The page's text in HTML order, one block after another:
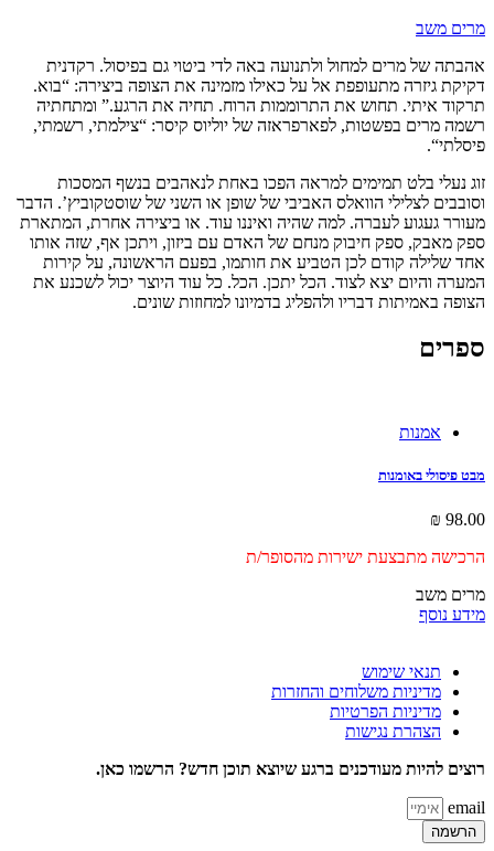
מרים משב
אהבתה של מרים למחול ולתנועה באה לדי ביטוי גם בפיסול. רקדנית
דקיקת גיזרה מתעופפת אל על כאילו מזמינה את הצופה ביצירה: “בוא.
תרקוד איתי. תחוש את התרוממות הרוח. תחיה את הרגע.” ומתחתיה
רשמה מרים בפשטות, לפארפראזה של יוליוס קיסר: “צילמתי, רשמתי,
פיסלתי“.
זוג נעלי בלט תמימים למראה הפכו באחת לנאהבים בנשף המסכות
וסובבים לצלילי הוואלס האביבי של שופן או השני של שוסטקוביץ’. הדבר
מעורר געגוע לעברה. למה שהיה ואיננו עוד. או ביצירה אחרת, המתארת
ספק מאבק, ספק חיבוק מנחם של האדם עם ביזון, ויתכן אף, שזה אותו
אחד שלילה קודם לכן הטביע את חותמו, בפעם הראשונה, על קירות
המערה והיום יצא לצוד. הכל יתכן. הכל. כל עוד היוצר יכול לשכנע את
הצופה באמיתות דבריו ולהפליג בדמיונו למחוזות שונים.
ספרים
אמנות
מבט פיסולי באומנות
98.00
₪
הרכישה מתבצעת ישירות מהסופר/ת
מרים משב
מידע נוסף
תנאי שימוש
מדיניות משלוחים והחזרות
מדיניות הפרטיות
הצהרת נגישות
רוצים להיות מעודכנים ברגע שיוצא תוכן חדש? הרשמו כאן.
email
הרשמה